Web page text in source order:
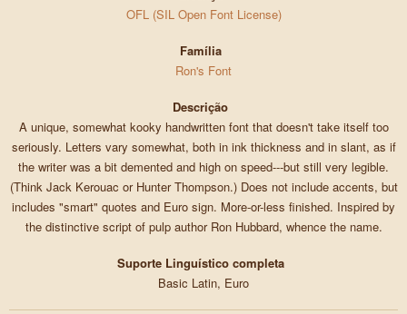
OFL (SIL Open Font License)
Família
Ron's Font
Descrição
A unique, somewhat kooky handwritten font that doesn't take itself too
seriously. Letters vary somewhat, both in ink thickness and in slant, as if
the writer was a bit demented and high on speed---but still very legible.
(Think Jack Kerouac or Hunter Thompson.) Does not include accents, but
includes "smart" quotes and Euro sign. More-or-less finished. Inspired by
the distinctive script of pulp author Ron Hubbard, whence the name.
Suporte Linguístico completa
Basic Latin, Euro